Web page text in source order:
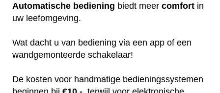
Automatische bediening biedt meer comfort in
uw leefomgeving.
Wat dacht u van bediening via een app of een
wandgemonteerde schakelaar!
De kosten voor handmatige bedieningssystemen